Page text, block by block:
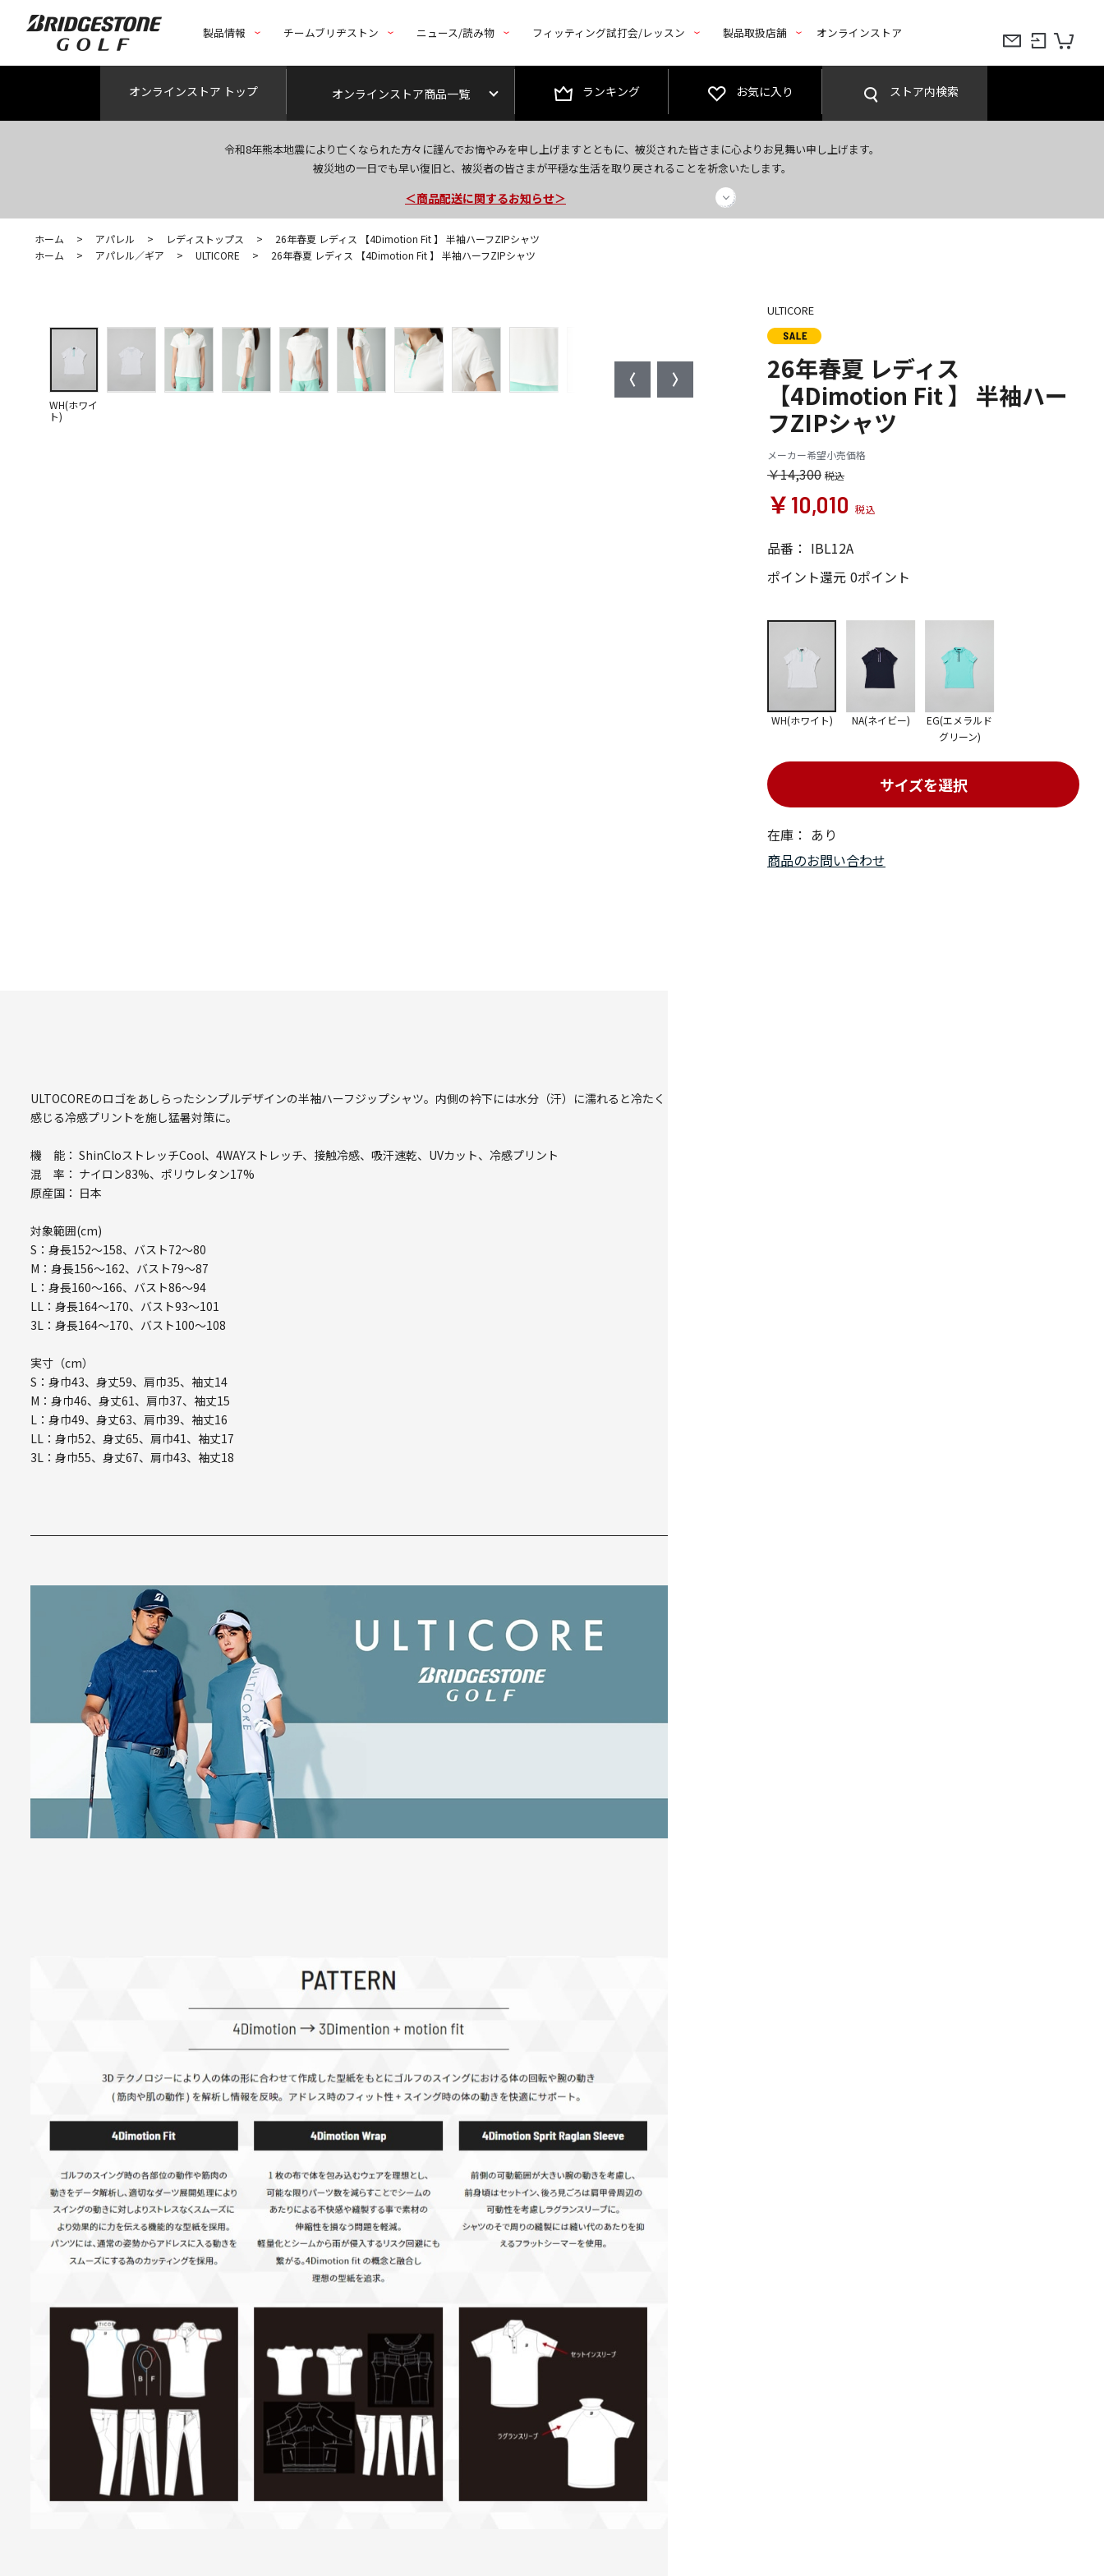
製品情報 チームブリヂストン ニュース/読み物 フィッティング試打会/レッスン 製品取扱店舗 オンラインストア
オンラインストア トップ オンラインストア商品一覧 ランキング お気に入り ストア内検索
令和8年熊本地震により亡くなられた方々に謹んでお悔やみを申し上げますとともに、被災された皆さまに心よりお見舞い申し上げます。
被災地の一日でも早い復旧と、被災者の皆さまが平穏な生活を取り戻されることを祈念いたします。
今なら新規会員登録で1,000円OFFクーポンプレゼント！
＜商品配送に関するお知らせ＞
＜夏季休暇中のご注文・発送・お問い合わせ＞
ホーム > アパレル > レディストップス >
26年春夏 レディス 【4Dimotion Fit 】 半袖ハーフZIPシャツ
ホーム
> アパレル／ギア > ULTICORE > 26年春夏 レディス 【4Dimotion Fit 】 半袖ハーフZIPシャツ
WH(ホワイ
ト)
ULTICORE
26年春夏 レディス
【4Dimotion Fit 】 半袖ハー
フZIPシャツ
メーカー希望小売価格
￥14,300
￥10,010
品番： IBL12A
ポイント還元 0ポイント
在庫： あり
サイズを選択
WH(ホワイト) NA(ネイビー)
EG(エメラルド
グリーン)
商品のお問い合わせ
ULTOCOREのロゴをあしらったシンプルデザインの半袖ハーフジップシャツ。内側の衿下には水分（汗）に濡れると冷たく
感じる冷感プリントを施し猛暑対策に。
機 能： ShinCloストレッチCool、4WAYストレッチ、接触冷感、吸汗速乾、UVカット、冷感プリント
混 率： ナイロン83%、ポリウレタン17%
原産国： 日本
対象範囲(cm)
S：身長152～158、バスト72～80
M：身長156～162、バスト79～87
L：身長160～166、バスト86～94
LL：身長164～170、バスト93～101
3L：身長164～170、バスト100～108
実寸（cm）
S：身巾43、身丈59、肩巾35、袖丈14
M：身巾46、身丈61、肩巾37、袖丈15
L：身巾49、身丈63、肩巾39、袖丈16
LL：身巾52、身丈65、肩巾41、袖丈17
3L：身巾55、身丈67、肩巾43、袖丈18